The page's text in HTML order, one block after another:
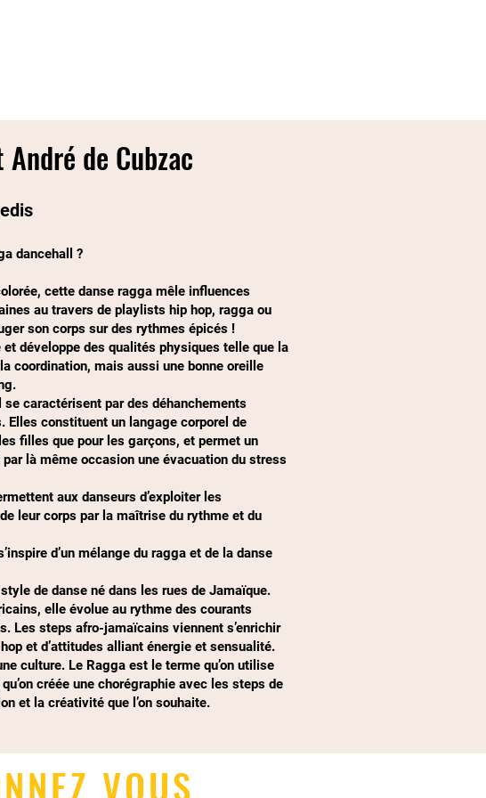
de Cubzac
dancehall ?
cette danse ragga mêle influences
au travers de playlists hip hop, ragga ou
son corps sur des rythmes épicés !
développe des qualités physiques telle que la
coordination, mais aussi une bonne oreille
se caractérisent par des déhanchements
Elles constituent un langage corporel de
filles que pour les garçons, et permet un
là même occasion une évacuation du stress
aux danseurs d’exploiter les
leur corps par la maîtrise du rythme et du
d’un mélange du ragga et de la danse
de danse né dans les rues de Jamaïque.
elle évolue au rythme des courants
Les steps afro-jamaïcains viennent s’enrichir
et d’attitudes alliant énergie et sensualité.
culture. Le Ragga est le terme qu’on utilise
créée une chorégraphie avec les steps de
et la créativité que l’on souhaite.
VOUS